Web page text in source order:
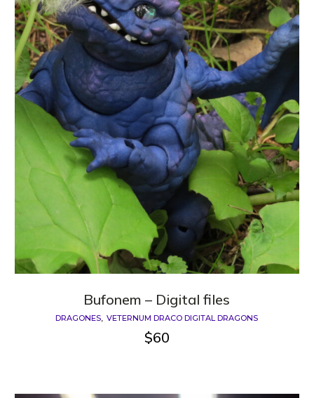
Bufonem – Digital files
DRAGONES VETERNUM DRACO DIGITAL DRAGONS
$60